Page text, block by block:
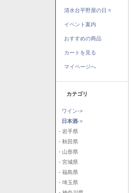
清水台平野屋の日々
イベント案内
おすすめの商品
カートを見る
マイページへ
カテゴリ
ワイン->
日本酒->
- 岩手県
- 秋田県
- 山形県
- 宮城県
- 福島県
- 埼玉県